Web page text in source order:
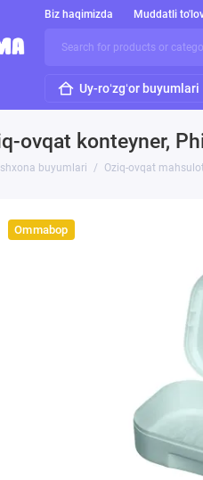
Biz haqimizda Muddatli
Uy-roʻzgʻor buyumlari
ovqat konteyner,
buyumlari Oziq-ovqat
Ommabop